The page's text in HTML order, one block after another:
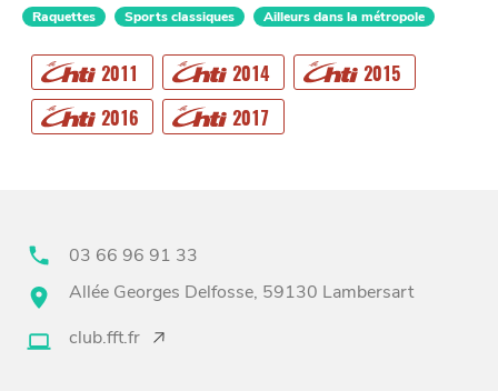
Raquettes Sports classiques Ailleurs dans la métropole
2011 2014
2015
2016
2017
03 66 96 91 33
Allée Georges Delfosse, 59130 Lambersart
club.fft.fr
CHTITE
CANAILLE